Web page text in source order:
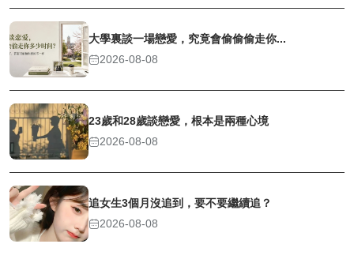
大學裏談一場戀愛，究竟會偷偷偷走你...
2026-08-08
23歲和28歲談戀愛，根本是兩種心境
2026-08-08
追女生3個月沒追到，要不要繼續追？
2026-08-08